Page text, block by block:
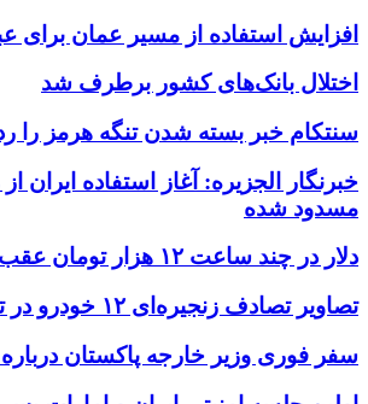
افزایش استفاده از مسیر عمان برای
اختلال بانک‌های کشور برطرف شد
سنتکام خبر بسته شدن تنگه هرمز را
خبرنگار الجزیره: آغاز استفاده ایران
مسدود شده
دلار در چند ساعت ۱۲ هزار تومان عقب‌نشینی کرد
تصاویر تصادف زنجیره‌ای ۱۲ خودرو در تهران
سفر فوری وزیر خارجه پاکستان درباره